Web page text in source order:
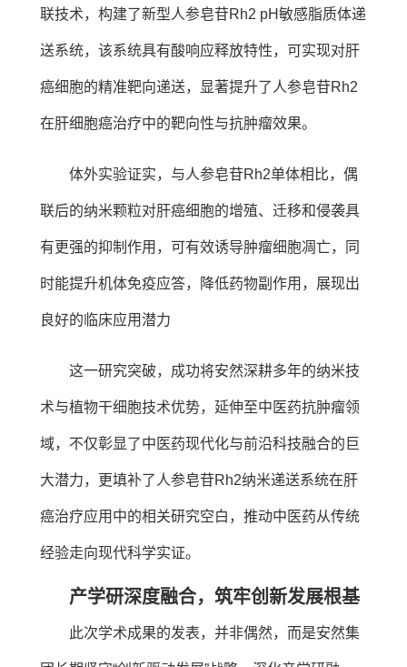
联技术，构建了新型人参皂苷Rh2 pH敏感脂质体递
送系统，该系统具有酸响应释放特性，可实现对肝
癌细胞的精准靶向递送，显著提升了人参皂苷Rh2
在肝细胞癌治疗中的靶向性与抗肿瘤效果。
体外实验证实，与人参皂苷Rh2单体相比，偶
联后的纳米颗粒对肝癌细胞的增殖、迁移和侵袭具
有更强的抑制作用，可有效诱导肿瘤细胞凋亡，同
时能提升机体免疫应答，降低药物副作用，展现出
良好的临床应用潜力
这一研究突破，成功将安然深耕多年的纳米技
术与植物干细胞技术优势，延伸至中医药抗肿瘤领
域，不仅彰显了中医药现代化与前沿科技融合的巨
大潜力，更填补了人参皂苷Rh2纳米递送系统在肝
癌治疗应用中的相关研究空白，推动中医药从传统
经验走向现代科学实证。
产学研深度融合，筑牢创新发展根基
此次学术成果的发表，并非偶然，而是安然集